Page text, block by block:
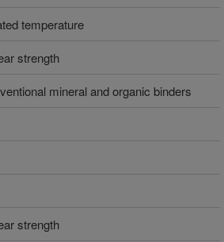
temperature
strength
mineral and organic binders
strength